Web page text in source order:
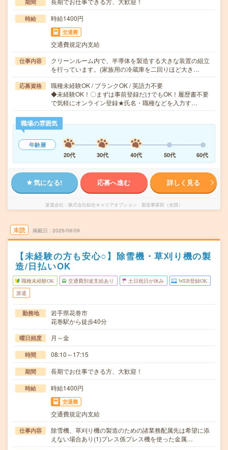
期間
時給 時給1400円
交通費
交通費規定内支給
仕事内容
クリーンルーム内で、半導体を製造する大きな装置の組立
を行っています。(家族用の冷蔵庫を二回りほど大き…
応募資格
職種未経験OK / ブランクOK / 英語力不要
◆未経験OK！〇まずは事前登録だけでもOK！履歴書不要
で気軽にオンライン登録★氏名・職種などを入力す…
職場の雰囲気
年齢層
20代
30代 40代 50代 60代
気になる! 応募へ進む 詳しく見る
派遣会社 株式会社綜合キャリアオプション 製造事業部（全国）
未読 掲載日 2026/08/09
【未経験の方も安心○】除雪機・草刈り機の製
造/日払いOK
職種未経験OK 交通費別途支給あり 土日祝日が休み WEB登録OK
派遣
勤務地
岩手県花巻市
花巻駅から徒歩40分
曜日頻度 月～金
時間 08:10～17:15
期間 長期でお仕事できる方、大歓迎！
時給 時給1400円
交通費
交通費規定内支給
仕事内容
除雪機、草刈り機の製造のための諸業務配属先は希望に添
えない場合あり(1)プレス係プレス機を使った金属…